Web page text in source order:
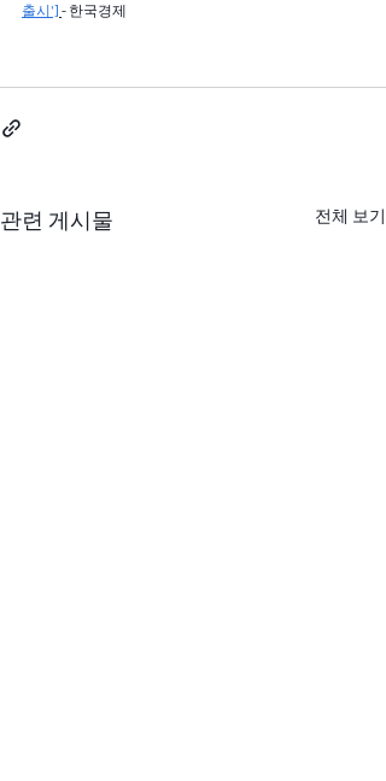
출시'] - 한국경제
관련 게시물 전체 보기